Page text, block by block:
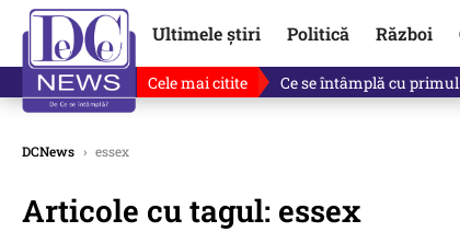
Ultimele știri Politică Război
Cele mai citite Ce se întâmplă cu
DCNews › essex
Articole cu tagul: essex